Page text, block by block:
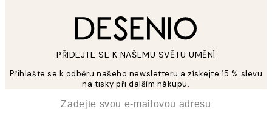
PŘIDEJTE SE K NAŠEMU SVĚTU UMĚNÍ
Přihlašte se k odběru našeho newsletteru a získejte 15 % slevu
na tisky při dalším nákupu.